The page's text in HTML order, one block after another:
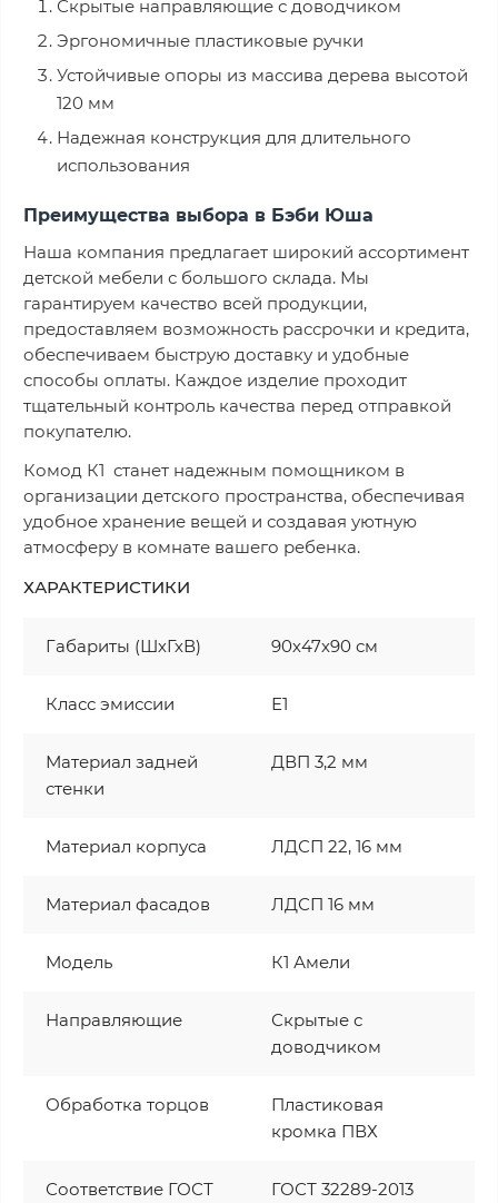
Скрытые направляющие с доводчиком
Эргономичные пластиковые ручки
Устойчивые опоры из массива дерева высотой
120 мм
Надежная конструкция для длительного
использования
Преимущества выбора в Бэби Юша
Наша компания предлагает широкий ассортимент
детской мебели с большого склада. Мы
гарантируем качество всей продукции,
предоставляем возможность рассрочки и кредита,
обеспечиваем быструю доставку и удобные
способы оплаты. Каждое изделие проходит
тщательный контроль качества перед отправкой
покупателю.
Комод К1 станет надежным помощником в
организации детского пространства, обеспечивая
удобное хранение вещей и создавая уютную
атмосферу в комнате вашего ребенка.
ХАРАКТЕРИСТИКИ
Габариты (ШхГхВ) 90х47х90 см
Класс эмиссии Е1
Материал задней
стенки
ДВП 3,2 мм
Материал корпуса ЛДСП 22, 16 мм
Материал фасадов ЛДСП 16 мм
Модель К1 Амели
Направляющие
Скрытые с
доводчиком
Обработка торцов
Пластиковая
кромка ПВХ
Соответствие ГОСТ ГОСТ 32289-2013